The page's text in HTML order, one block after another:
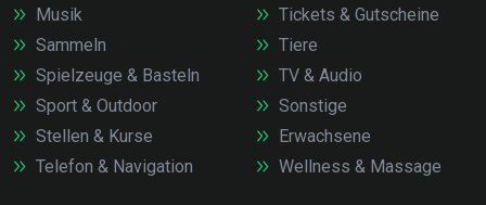
Musik
Sammeln
Spielzeuge & Basteln
Sport & Outdoor
Stellen & Kurse
Telefon & Navigation
Tickets & Gutscheine
Tiere
TV & Audio
Sonstige
Erwachsene
Wellness & Massage